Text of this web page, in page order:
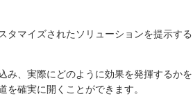
タマイズされたソリューションを提示する
み、実際にどのように効果を発揮するかを
確実に開くことができます。